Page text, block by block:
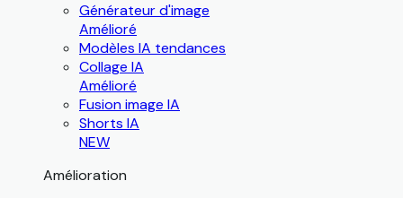
Générateur d'image
Amélioré
Modèles IA tendances
Collage IA
Amélioré
Fusion image IA
Shorts IA
NEW
Amélioration